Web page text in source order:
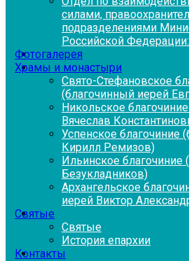
силами,
подразделениями
Российской Федерации:
Фотогалерея
Храмы и монастыри
Свято-Стефановское
(благочинный иерей
Никольское
Вячеслав
Успенское благочиние
Кирилл Ремизов)
Ильинское благочиние
Безукладников)
Архангельское
иерей Виктор
Святые
Святые
История епархии
Контакты